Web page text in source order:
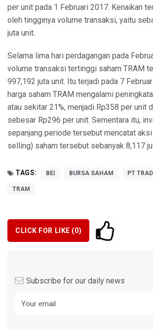
per unit pada 1 Februari 2017. Kenaikan
oleh tingginya volume transaksi, yaitu
juta unit.
Selama lima hari perdagangan pada
volume transaksi tertinggi saham TRAM
997,192 juta unit. Itu terjadi pada 7
harga saham TRAM mengalami
atau sekitar 21%, menjadi Rp358 per unit
sebesar Rp296 per unit. Sementara itu,
sepanjang periode tersebut mencatat
selling) saham tersebut sebanyak 8,117
TAGS: BEI BURSA SAHAM PT
TRAM
CLICK FOR LIKE (0)
Subscribe for our daily news